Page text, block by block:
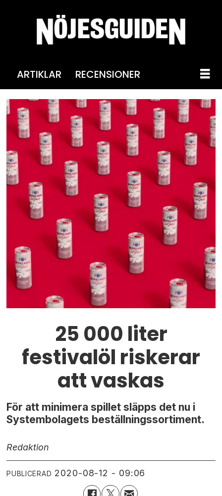
ARTIKLAR RECENSIONER
25 000 liter
festivalöl riskerar
att vaskas
För att minimera spillet släpps det nu i
Systembolagets beställningssortiment.
Redaktion
PUBLICERAD 2020-08-12 - 09:06